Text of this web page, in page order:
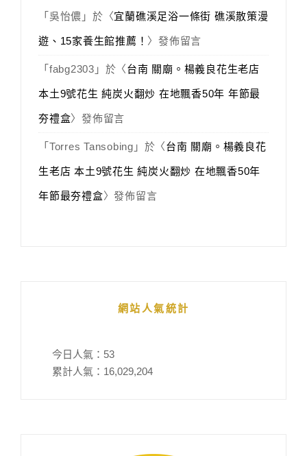
「 吳怡儂 」於〈宜蘭礁溪足浴一條街 礁溪散策漫
遊、15家養生館推薦！ 〉發佈留言
「 fabg2303 」於〈台南 關廟。楊義良花生老店
本土9號花生 純炭火翻炒 在地飄香50年 年節最
夯禮盒〉發佈留言
「 Torres Tansobing 」於〈台南 關廟。楊義良花
生老店 本土9號花生 純炭火翻炒 在地飄香50年
年節最夯禮盒〉發佈留言
網站人氣統計
今日人氣： 53
累計人氣： 16,029,204